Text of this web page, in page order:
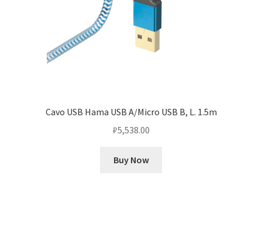
Cavo USB Hama USB A/Micro USB B, L. 1.5m
₽5,538.00
Buy Now